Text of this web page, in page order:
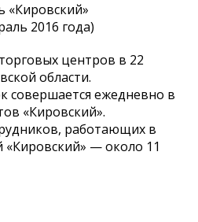
«Кировский»
2016 года)
центров в 22
области.
совершается ежедневно в
«Кировский».
работающих в
«Кировский» — около 11